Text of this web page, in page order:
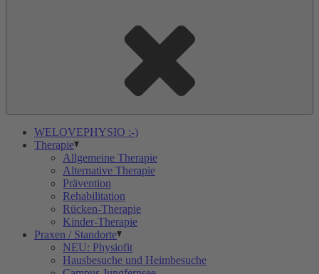
WELOVEPHYSIO :-)
Therapie
Allgemeine Therapie
Alternative Therapie
Prävention
Rehabilitation
Rücken-Therapie
Kinder-Therapie
Praxen / Standorte
NEU: Physiofit
Hausbesuche und Heimbesuche